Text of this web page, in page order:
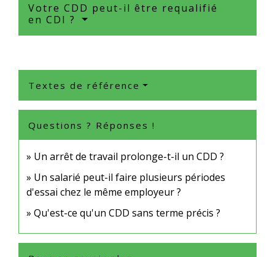
Votre CDD peut-il être requalifié
en CDI ?
Textes de référence
Questions ? Réponses !
Un arrêt de travail prolonge-t-il un CDD ?
Un salarié peut-il faire plusieurs périodes
d'essai chez le même employeur ?
Qu'est-ce qu'un CDD sans terme précis ?